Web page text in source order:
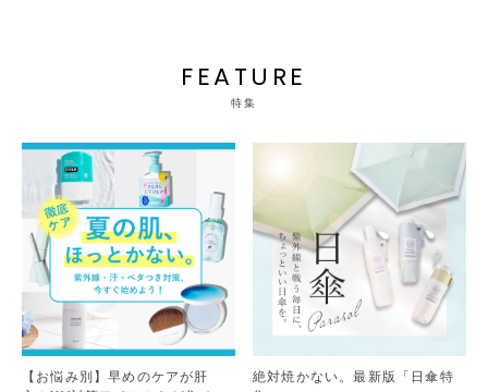
FEATURE
特集
【お悩み別】早めのケアが肝
絶対焼かない。最新版「日傘特